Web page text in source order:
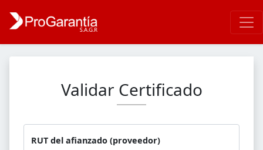
Validar Certificado
RUT del afianzado (proveedor)